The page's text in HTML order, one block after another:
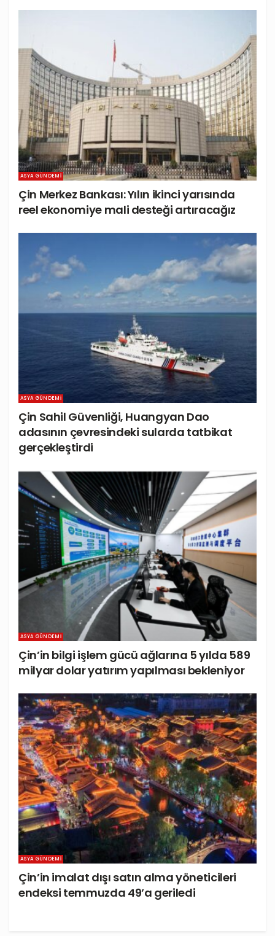
ASYA GÜNDEMI
Çin Merkez Bankası: Yılın ikinci yarısında
reel ekonomiye mali desteği artıracağız
ASYA GÜNDEMI
Çin Sahil Güvenliği, Huangyan Dao
adasının çevresindeki sularda tatbikat
gerçekleştirdi
ASYA GÜNDEMI
Çin’in bilgi işlem gücü ağlarına 5 yılda 589
milyar dolar yatırım yapılması bekleniyor
ASYA GÜNDEMI
Çin’in imalat dışı satın alma yöneticileri
endeksi temmuzda 49’a geriledi